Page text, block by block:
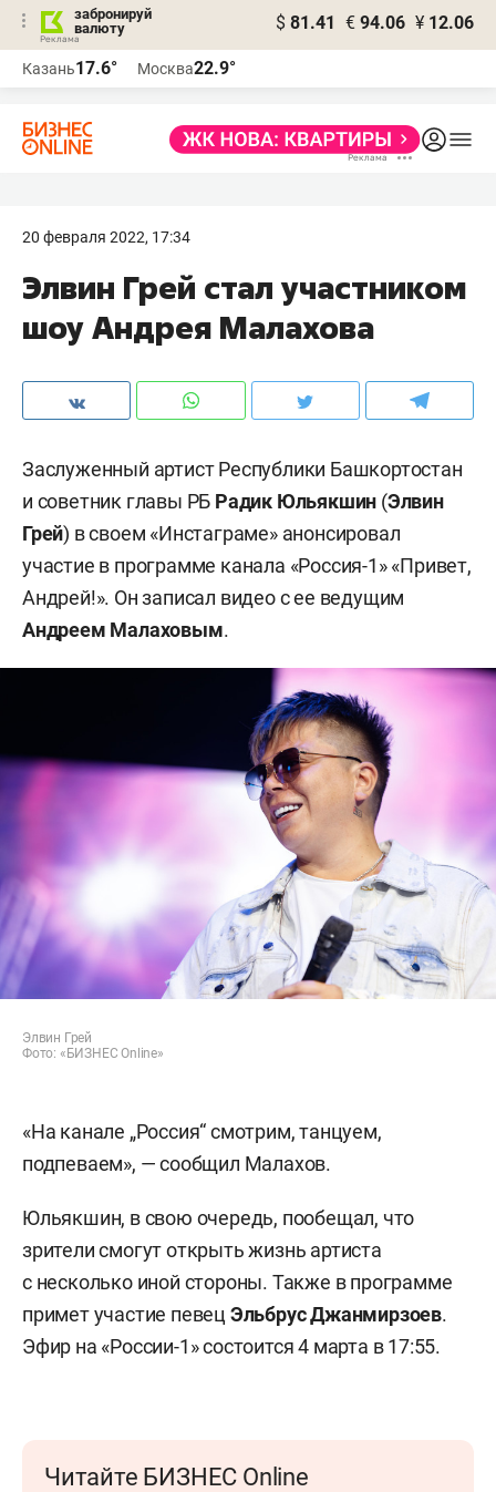
забронируй
валюту
$ 81.41 € 94.06 ¥ 12.06
Казань17.6° Москва22.9°
20 февраля 2022, 17:34
Элвин Грей стал участником
шоу Андрея Малахова
Заслуженный артист Республики Башкортостан
и советник главы РБ Радик Юльякшин (Элвин
Грей) в своем «Инстаграме» анонсировал
участие в программе канала «Россия-1» «Привет,
Андрей!». Он записал видео с ее ведущим
Андреем Малаховым.
Элвин Грей
Фото: «БИЗНЕС Online»
«На канале „Россия“ смотрим, танцуем,
подпеваем», — сообщил Малахов.
Юльякшин, в свою очередь, пообещал, что
зрители смогут открыть жизнь артиста
с несколько иной стороны. Также в программе
примет участие певец Эльбрус Джанмирзоев.
Эфир на «России-1» состоится 4 марта в 17:55.
Читайте БИЗНЕС Online